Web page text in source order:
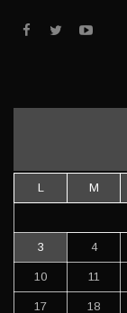
L M
3 4
10 11
17 18